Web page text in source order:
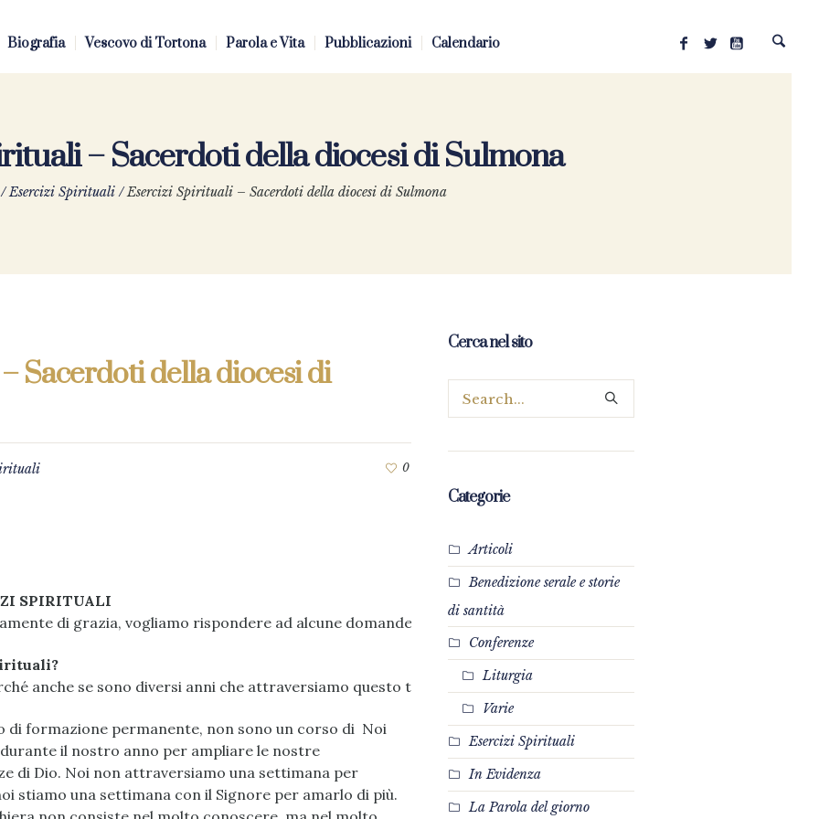
Biografia Vescovo di Tortona Parola e Vita Pubblicazioni Calendario
– Sacerdoti della diocesi di Sulmona
/Esercizi Spirituali /Esercizi Spirituali – Sacerdoti della diocesi di Sulmona
Sacerdoti della diocesi di
0
SPIRITUALI
di grazia, vogliamo rispondere ad alcune domande:
anche se sono diversi anni che attraversiamo questo tempo bello dell’anno è importante recuperare il cuore
di formazione permanente, non sono un corso di Noi
il nostro anno per ampliare le nostre
di Dio. Noi non attraversiamo una settimana per
stiamo una settimana con il Signore per amarlo di più.
Cerca nel sito
Categorie
Articoli
Benedizione serale e storie
di santità
Conferenze
Liturgia
Varie
Esercizi Spirituali
In Evidenza
La Parola del giorno